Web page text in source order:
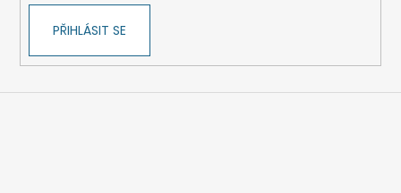
PŘIHLÁSIT SE